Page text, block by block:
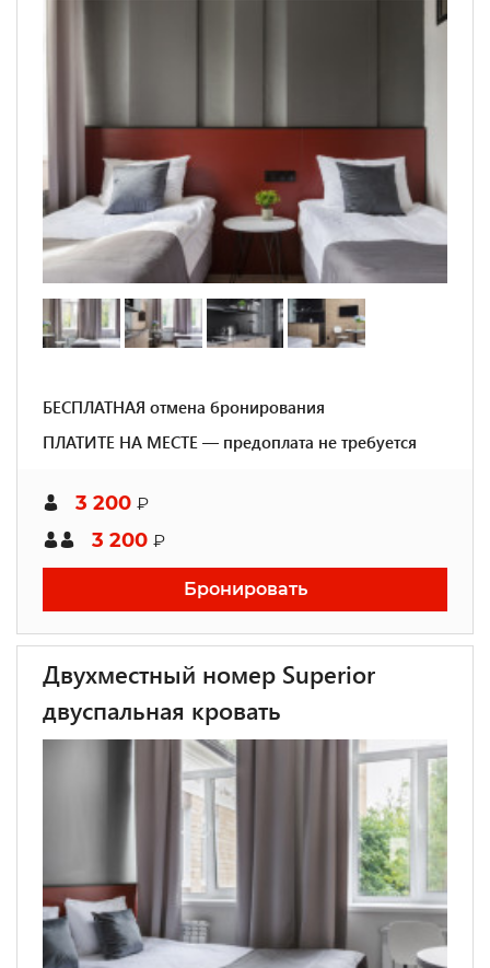
БЕСПЛАТНАЯ отмена бронирования
ПЛАТИТЕ НА МЕСТЕ — предоплата не требуется
3 200 ₽
3 200 ₽
Бронировать
Двухместный номер Superior
двуспальная кровать